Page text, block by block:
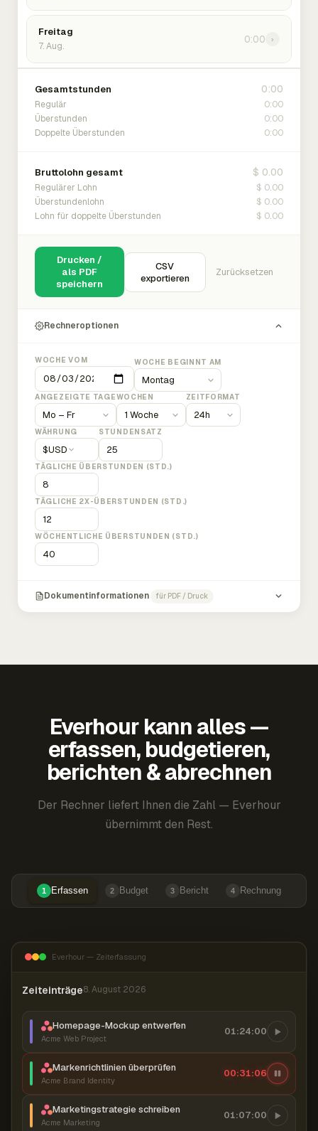
Freitag
7. Aug.
0:00 ›
Gesamtstunden 0:00
Regulär 0:00
Überstunden 0:00
Doppelte Überstunden 0:00
Bruttolohn gesamt $ 0.00
Regulärer Lohn $ 0.00
Überstundenlohn $ 0.00
Lohn für doppelte Überstunden $ 0.00
Drucken /
als PDF
speichern
CSV
exportieren
Zurücksetzen
Rechneroptionen
WOCHE VOM WOCHE BEGINNT AM
ANGEZEIGTE TAGEWOCHEN ZEITFORMAT
WÄHRUNG
$USD
STUNDENSATZ
TÄGLICHE ÜBERSTUNDEN (STD.)
TÄGLICHE 2X-ÜBERSTUNDEN (STD.)
WÖCHENTLICHE ÜBERSTUNDEN (STD.)
Dokumentinformationen für PDF / Druck
Everhour kann alles —
erfassen, budgetieren,
berichten & abrechnen
Der Rechner liefert Ihnen die Zahl — Everhour
übernimmt den Rest.
1 Erfassen 2 Budget 3 Bericht 4 Rechnung
Everhour — Zeiterfassung
Zeiteinträge8. August 2026
Homepage-Mockup entwerfen
Acme Web Project
01:24:00
Markenrichtlinien überprüfen
Acme Brand Identity
00:31:07
Marketingstrategie schreiben
Acme Marketing
01:07:00